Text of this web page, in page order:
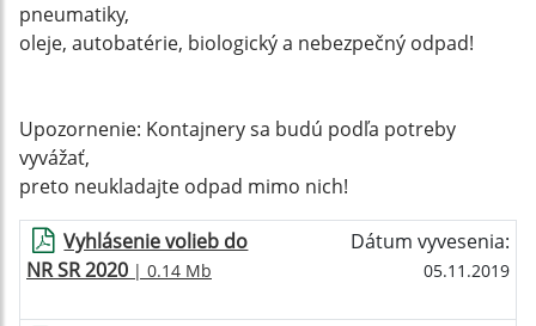
pneumatiky,
oleje, autobatérie, biologický a nebezpečný odpad!
Upozornenie: Kontajnery sa budú podľa potreby
vyvážať,
preto neukladajte odpad mimo nich!
Vyhlásenie volieb do
NR SR 2020 | 0.14 Mb
Dátum vyvesenia:
05.11.2019